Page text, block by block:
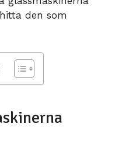
den som